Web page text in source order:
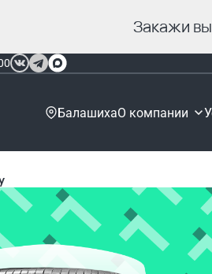
Закажи
БалашихаО компании